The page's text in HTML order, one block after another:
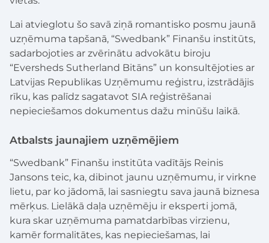
Lai atvieglotu šo savā ziņā romantisko posmu jaunā
uzņēmuma tapšanā, “Swedbank” Finanšu institūts,
sadarbojoties ar zvērinātu advokātu biroju
“Eversheds Sutherland Bitāns” un konsultējoties ar
Latvijas Republikas Uzņēmumu reģistru, izstrādājis
rīku, kas palīdz sagatavot SIA reģistrēšanai
nepieciešamos dokumentus dažu minūšu laikā.
Atbalsts jaunajiem uzņēmējiem
“Swedbank” Finanšu institūta vadītājs Reinis
Jansons teic, ka, dibinot jaunu uzņēmumu, ir virkne
lietu, par ko jādomā, lai sasniegtu sava jaunā biznesa
mērķus. Lielākā daļa uzņēmēju ir eksperti jomā,
kura skar uzņēmuma pamatdarbības virzienu,
kamēr formalitātes, kas nepieciešamas, lai